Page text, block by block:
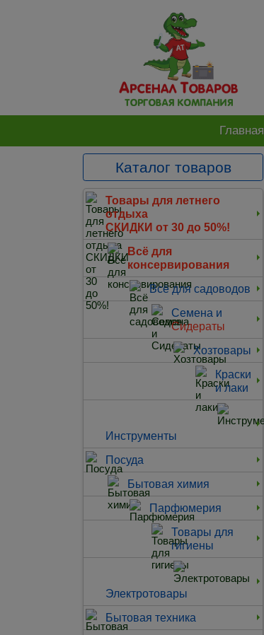
Главная
Каталог товаров
Товары для летнего
отдыха
СКИДКИ от 30 до 50%!
Всё для
консервирования
Всё для садоводов
Семена и
Сидераты
Хозтовары
Краски
и лаки
Инструменты
Посуда
Бытовая химия
Парфюмерия
Товары для
гигиены
Электротовары
Бытовая техника